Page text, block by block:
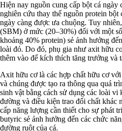
Hiện nay nguồn cung cấp bột cá ngày
nghiên cứu thay thế nguồn protein
ngày càng được ưa chuộng. Tuy
(SBM) ở mức (20–30%) đối với một
khoảng 40% protein) sẻ ảnh hưởng
loài đó. Do đó, phụ gia như axit hữu
thêm vào để kích thích tăng trưởng và
Axit hữu cơ là các hợp chất hữu cơ
và chúng được tạo ra thông qua quá
sinh vật bằng cách sử dụng các loài vi
đường và điều kiện trao đổi chất khác
cấp năng lượng cần thiết cho sự phát
butyric sẻ ảnh hưởng đến các chức
đường ruột của cá.